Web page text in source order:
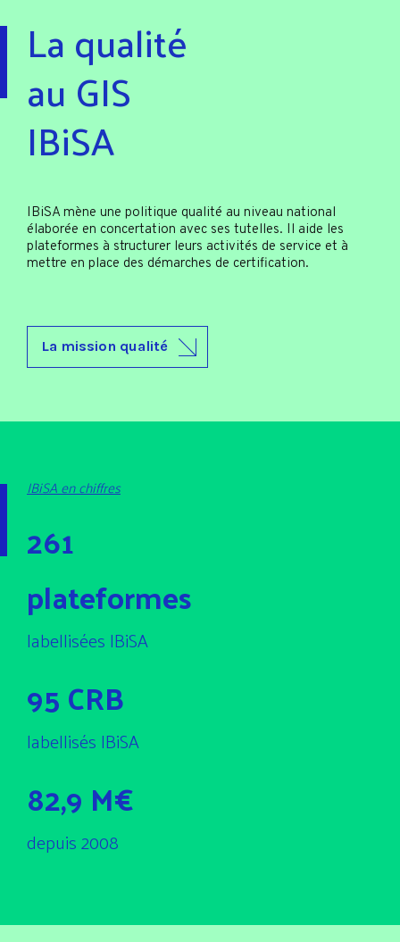
La qualité
au GIS
IBiSA
IBiSA mène une politique qualité au niveau national
élaborée en concertation avec ses tutelles. Il aide les
plateformes à structurer leurs activités de service et à
mettre en place des démarches de certification.
La mission qualité
IBiSA en chiffres
261
plateformes
labellisées IBiSA
95 CRB
labellisés IBiSA
82,9 M€
depuis 2008